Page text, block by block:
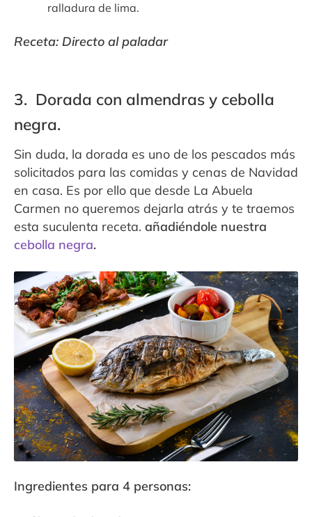
ralladura de lima.
Receta: Directo al paladar
3. Dorada con almendras y cebolla
negra.
Sin duda, la dorada es uno de los pescados más
solicitados para las comidas y cenas de Navidad
en casa. Es por ello que desde La Abuela
Carmen no queremos dejarla atrás y te traemos
esta suculenta receta. añadiéndole nuestra
cebolla negra.
Ingredientes para 4 personas: